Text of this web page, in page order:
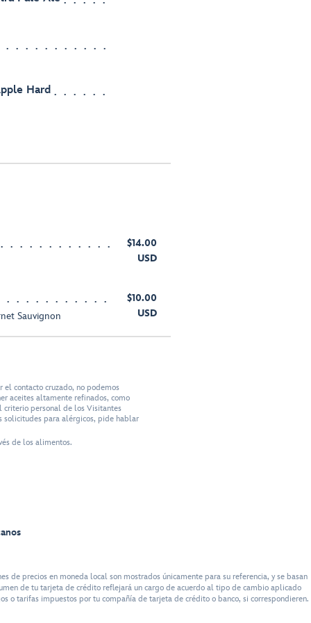
Hard
$14.00
USD
Sauvignon
$10.00
USD
contacto cruzado, no podemos
aceites altamente refinados, como
criterio personal de los Visitantes
solicitudes para alérgicos, pide hablar
de los alimentos.
de precios en moneda local son mostrados únicamente para su referencia, y se basan
de tu tarjeta de crédito reflejará un cargo de acuerdo al tipo de cambio aplicado
o tarifas impuestos por tu compañía de tarjeta de crédito o banco, si correspondieren.